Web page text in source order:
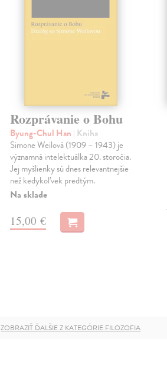
Rozprávanie o Bohu
Byung-Chul Han | Kniha
Simone Weilová (1909 – 1943) je
významná intelektuálka 20. storočia.
Jej myšlienky sú dnes relevantnejšie
než kedykoľvek predtým.
Na sklade
15,00 €
ZOBRAZIŤ ĎALŠIE Z KATEGÓRIE FILOZOFIA